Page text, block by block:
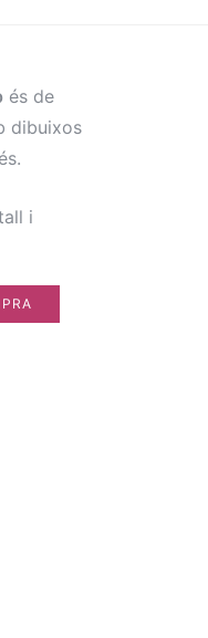
és de
dibuixos
i